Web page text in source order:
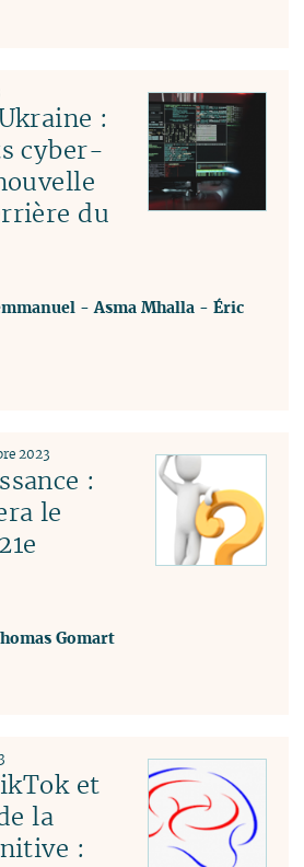
:
cyber-
du
-Asma Mhalla -Éric
:
le
2023
Gomart
et
la
: